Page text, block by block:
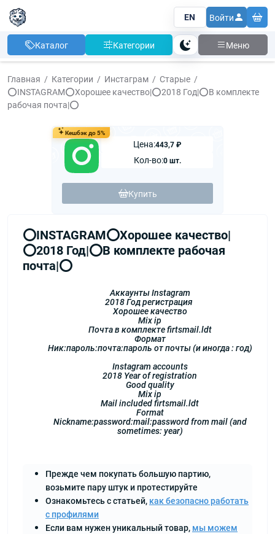
EN Войти
Каталог Категории Тема Меню
Главная Категории Инстаграм
Старые
⭕️INSTAGRAM⭕️Хорошее качество|⭕️2018 Год|⭕️В комплекте
рабочая почта|⭕️
Кешбэк до 5%
Цена:443,7 ₽
Кол-во:0 шт.
Купить
⭕️INSTAGRAM⭕️Хорошее качество|
⭕️2018 Год|⭕️В комплекте рабочая
почта|⭕️
Аккаунты Instagram
2018 Год регистрация
Хорошее качество
Mix ip
Почта в комплекте firtsmail.ldt
Формат
Ник:пароль:почта:пароль от почты (и иногда : год)
Instagram accounts
2018 Year of registration
Good quality
Mix ip
Mail included firtsmail.ldt
Format
Nickname:password:mail:password from mail (and
sometimes: year)
Прежде чем покупать большую партию,
возьмите пару штук и протестируйте
Ознакомьтесь с статьей, как безопасно работать
с профилями
Если вам нужен уникальный товар, мы можем